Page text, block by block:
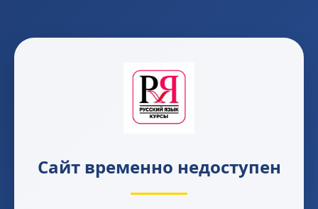
Сайт временно недоступен